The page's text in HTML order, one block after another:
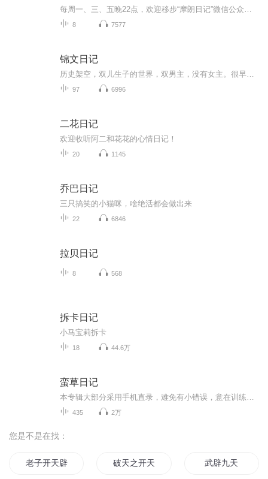
8 7577
锦文日记
97 6996
二花日记
欢迎收听阿二和花花的心情日记！
20 1145
乔巴日记
三只搞笑的小猫咪，啥绝活都会做出来
22 6846
拉贝日记
8 568
拆卡日记
小马宝莉拆卡
18 44.6万
蛮草日记
435 2万
您是不是在找：
老子开天辟地 破天之开天辟地 武辟九天